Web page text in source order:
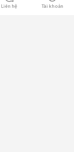
Liên hệ Tài khoản